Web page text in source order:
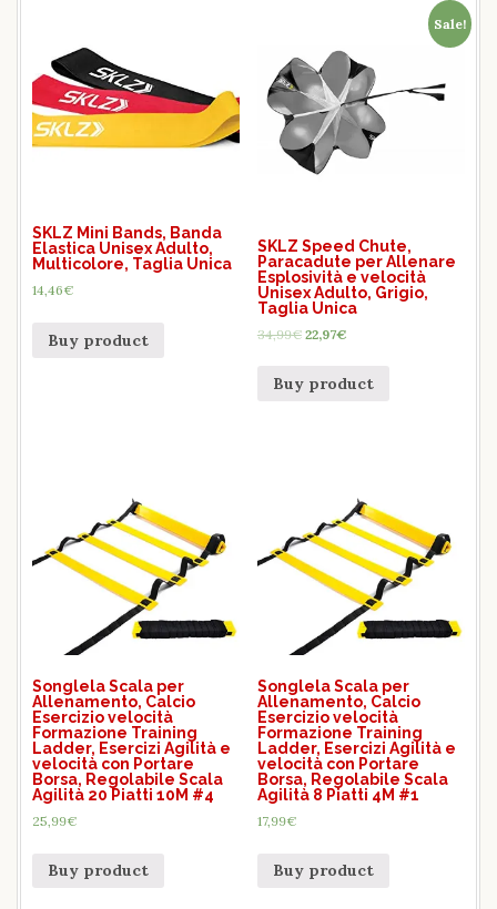
SKLZ Mini Bands, Banda
Elastica Unisex Adulto,
Multicolore, Taglia Unica
14,46€
Buy product
Sale!
SKLZ Speed Chute,
Paracadute per Allenare
Esplosività e velocità
Unisex Adulto, Grigio,
Taglia Unica
34,99€ 22,97€
Buy product
Songlela Scala per
Allenamento, Calcio
Esercizio velocità
Formazione Training
Ladder, Esercizi Agilità e
velocità con Portare
Borsa, Regolabile Scala
Agilità 20 Piatti 10M #4
25,99€
Buy product
Songlela Scala per
Allenamento, Calcio
Esercizio velocità
Formazione Training
Ladder, Esercizi Agilità e
velocità con Portare
Borsa, Regolabile Scala
Agilità 8 Piatti 4M #1
17,99€
Buy product